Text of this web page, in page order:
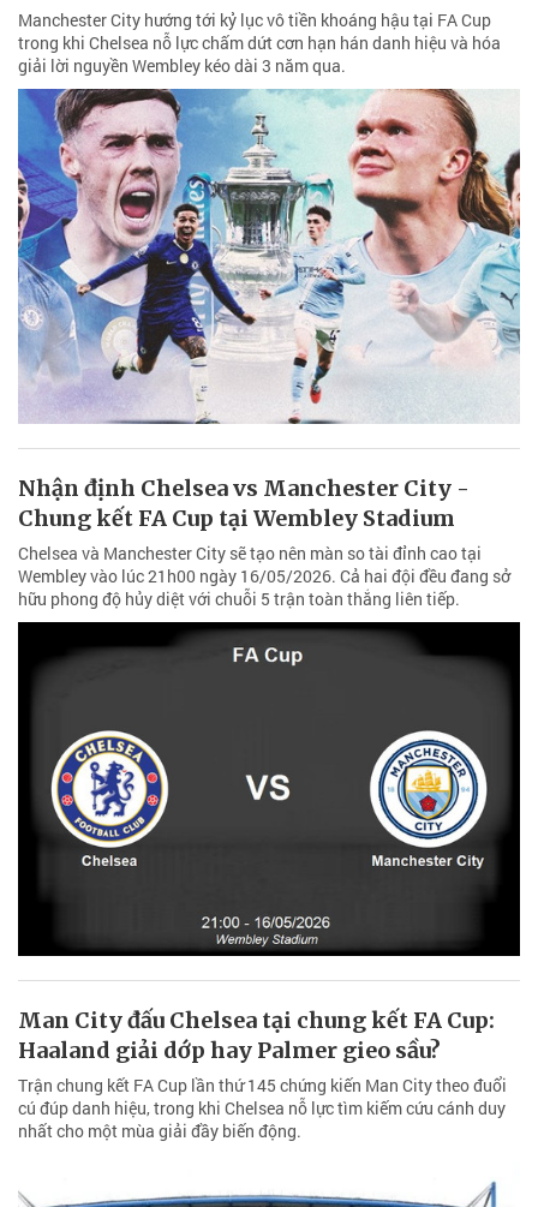
Manchester City hướng tới kỷ lục vô tiền khoáng hậu tại FA Cup
trong khi Chelsea nỗ lực chấm dứt cơn hạn hán danh hiệu và hóa
giải lời nguyền Wembley kéo dài 3 năm qua.
Nhận định Chelsea vs Manchester City -
Chung kết FA Cup tại Wembley Stadium
Chelsea và Manchester City sẽ tạo nên màn so tài đỉnh cao tại
Wembley vào lúc 21h00 ngày 16/05/2026. Cả hai đội đều đang sở
hữu phong độ hủy diệt với chuỗi 5 trận toàn thắng liên tiếp.
Man City đấu Chelsea tại chung kết FA Cup:
Haaland giải dớp hay Palmer gieo sầu?
Trận chung kết FA Cup lần thứ 145 chứng kiến Man City theo đuổi
cú đúp danh hiệu, trong khi Chelsea nỗ lực tìm kiếm cứu cánh duy
nhất cho một mùa giải đầy biến động.